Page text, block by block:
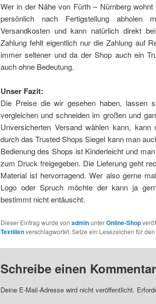
Wer in der Nähe von Fürth – Nürnberg
persönlich nach Fertigstellung
Versandkosten und kann natürlich direkt
Zahlung fehlt eigentlich nur die Zahlung auf
immer seltener und da der Shop auch ein
auch ohne Bedeutung.
Unser Fazit:
Die Preise die wir gesehen haben, lassen
vergleichen und schneiden im großen und
Unversicherten Versand wählen kann,
durch das Trusted Shops Siegel kann man
Bedienung des Shops ist Kinderleicht und
zum Druck freigegeben. Die Lieferung geht
Material ist hervorragend. Wer also gerne
Logo oder Spruch möchte der kann ja
bestimmt nicht entäuscht.
Dieser Eintrag wurde von adminunterOnline-Shop
Textilienverschlagwortet. Setze ein Lesezeichen für den
Schreibe einen Kommentar
Deine E-Mail-Adresse wird nicht veröffentlicht.